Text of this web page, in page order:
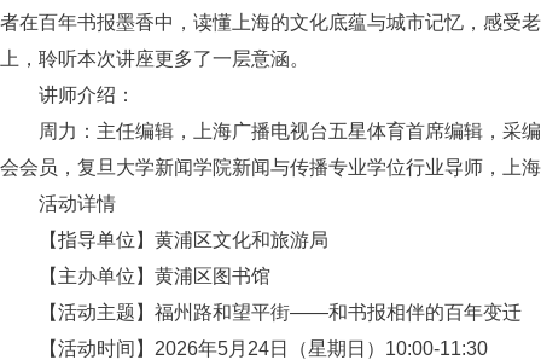
者在百年书报墨香中，读懂上海的文化底蕴与城市记忆，感受
上，聆听本次讲座更多了一层意涵。
讲师介绍：
周力：主任编辑，上海广播电视台五星体育首席编辑，采
会会员，复旦大学新闻学院新闻与传播专业学位行业导师，上
活动详情
【指导单位】黄浦区文化和旅游局
【主办单位】黄浦区图书馆
【活动主题】福州路和望平街——和书报相伴的百年变迁
【活动时间】2026年5月24日（星期日）10:00-11:30